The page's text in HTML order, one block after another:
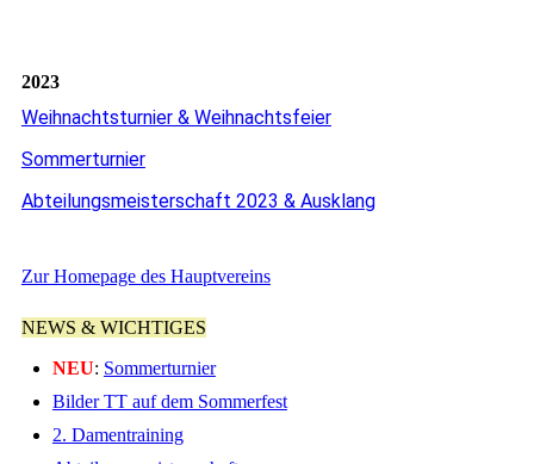
2023
Weihnachtsturnier & Weihnachtsfeier
Sommerturnier
Abteilungsmeisterschaft 2023 & Ausklang
Zur Homepage des Hauptvereins
NEWS & WICHTIGES
NEU: Sommerturnier
Bilder TT auf dem Sommerfest
2. Damentraining